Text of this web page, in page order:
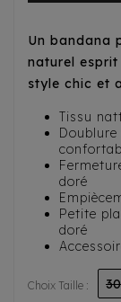
Un bandana
naturel
style chic et
Tissu
doré
Petite
doré
Choix Taille : 30